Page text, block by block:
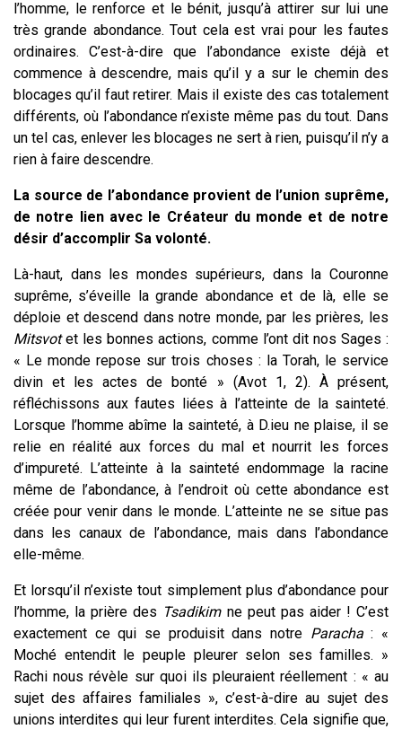
l’homme, le renforce et le bénit, jusqu’à attirer sur lui une
très grande abondance. Tout cela est vrai pour les fautes
ordinaires. C’est-à-dire que l’abondance existe déjà et
commence à descendre, mais qu’il y a sur le chemin des
blocages qu’il faut retirer. Mais il existe des cas totalement
différents, où l’abondance n’existe même pas du tout. Dans
un tel cas, enlever les blocages ne sert à rien, puisqu’il n’y a
rien à faire descendre.
La source de l’abondance provient de l’union suprême,
de notre lien avec le Créateur du monde et de notre
désir d’accomplir Sa volonté.
Là-haut, dans les mondes supérieurs, dans la Couronne
suprême, s’éveille la grande abondance et de là, elle se
déploie et descend dans notre monde, par les prières, les
Mitsvotet les bonnes actions, comme l’ont dit nos Sages :
« Le monde repose sur trois choses : la Torah, le service
divin et les actes de bonté » (Avot 1, 2). À présent,
réfléchissons aux fautes liées à l’atteinte de la sainteté.
Lorsque l’homme abîme la sainteté, à D.ieu ne plaise, il se
relie en réalité aux forces du mal et nourrit les forces
d’impureté. L’atteinte à la sainteté endommage la racine
même de l’abondance, à l’endroit où cette abondance est
créée pour venir dans le monde. L’atteinte ne se situe pas
dans les canaux de l’abondance, mais dans l’abondance
elle-même.
Et lorsqu’il n’existe tout simplement plus d’abondance pour
l’homme, la prière des Tsadikim ne peut pas aider ! C’est
exactement ce qui se produisit dans notre Paracha: «
Moché entendit le peuple pleurer selon ses familles. »
Rachi nous révèle sur quoi ils pleuraient réellement : « au
sujet des affaires familiales », c’est-à-dire au sujet des
unions interdites qui leur furent interdites. Cela signifie que,